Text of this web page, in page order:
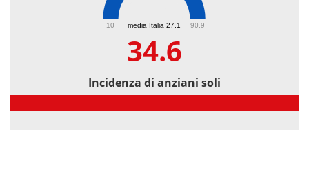
media Italia 27.1
10 90.9
34.6
Incidenza di anziani soli